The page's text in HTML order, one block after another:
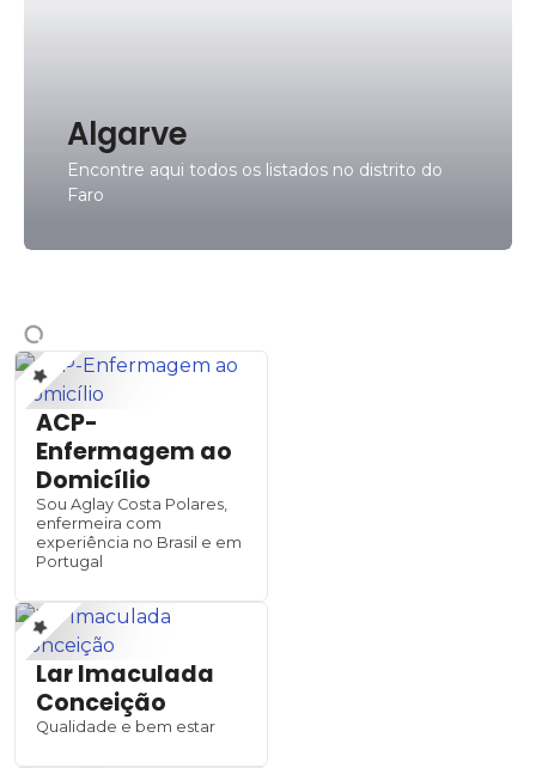
Algarve
Encontre aqui todos os listados no distrito do
Faro
ACP-
Enfermagem ao
Domicílio
Sou Aglay Costa Polares,
enfermeira com
experiência no Brasil e em
Portugal
Lar Imaculada
Conceição
Qualidade e bem estar